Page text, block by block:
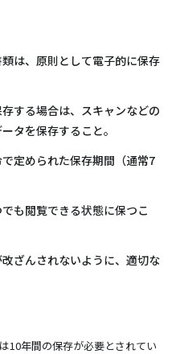
は、原則として電子的に保存
する場合は、スキャンなどの
タを保存すること。
定められた保存期間（通常7
も閲覧できる状態に保つこ
ざんされないように、適切な
10年間の保存が必要とされてい